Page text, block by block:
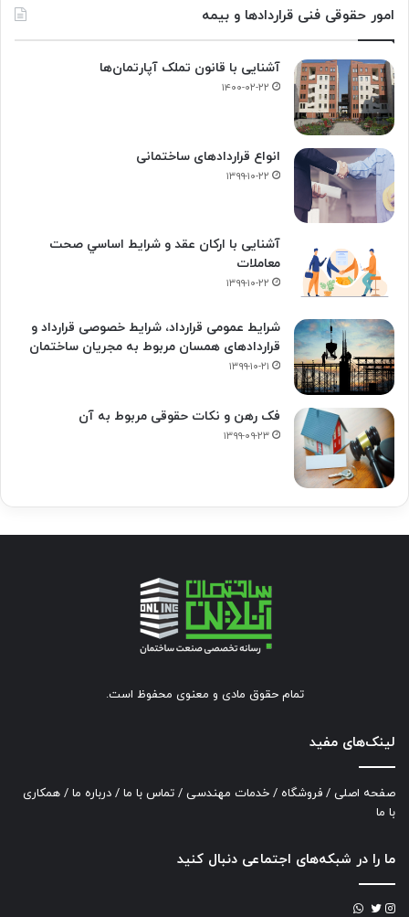
امور حقوقی فنی قراردادها و بیمه
آشنایی با قانون تملک آپارتمان‌ها
۱۴۰۰-۰۲-۲۲
انواع قراردادهای ساختمانی
۱۳۹۹-۱۰-۲۲
آشنایی با ارکان عقد و شرايط اساسي صحت
معاملات
۱۳۹۹-۱۰-۲۲
شرایط عمومی قرارداد، شرایط خصوصی قرارداد و
قراردادهای همسان مربوط به مجریان ساختمان
۱۳۹۹-۱۰-۲۱
فک‌ رهن و نکات حقوقی مربوط به آن
۱۳۹۹-۰۹-۲۳
تمام حقوق مادی و معنوی محفوظ است.
لینک‌های مفید
صفحه اصلی / فروشگاه / خدمات مهندسی / تماس با ما / درباره ما / همکاری
با ما
ما را در شبکه‌های اجتماعی دنبال کنید